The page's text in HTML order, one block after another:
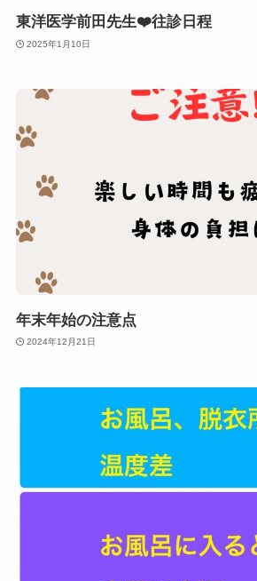
東洋医学前田先生❤️往診日程
2025年1月10日
年末年始の注意点
2024年12月21日